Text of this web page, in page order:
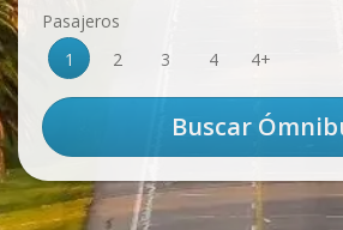
Pasajeros
1
2 3 4 4+